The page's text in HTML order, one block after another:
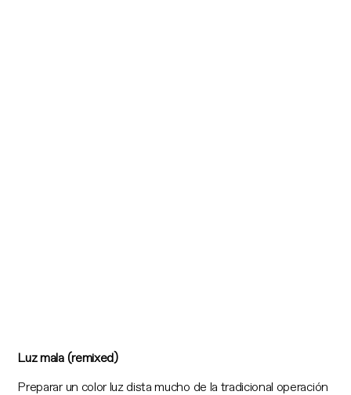
Luz mala (remixed)
Preparar un color luz dista mucho de la tradicional operación